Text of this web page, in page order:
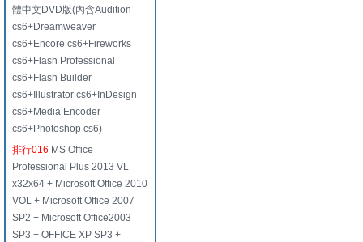
體中文DVD版(內含Audition
cs6+Dreamweaver
cs6+Encore cs6+Fireworks
cs6+Flash Professional
cs6+Flash Builder
cs6+Illustrator cs6+InDesign
cs6+Media Encoder
cs6+Photoshop cs6)
排行016 MS Office
Professional Plus 2013 VL
x32x64 + Microsoft Office 2010
VOL + Microsoft Office 2007
SP2 + Microsoft Office2003
SP3 + OFFICE XP SP3 +